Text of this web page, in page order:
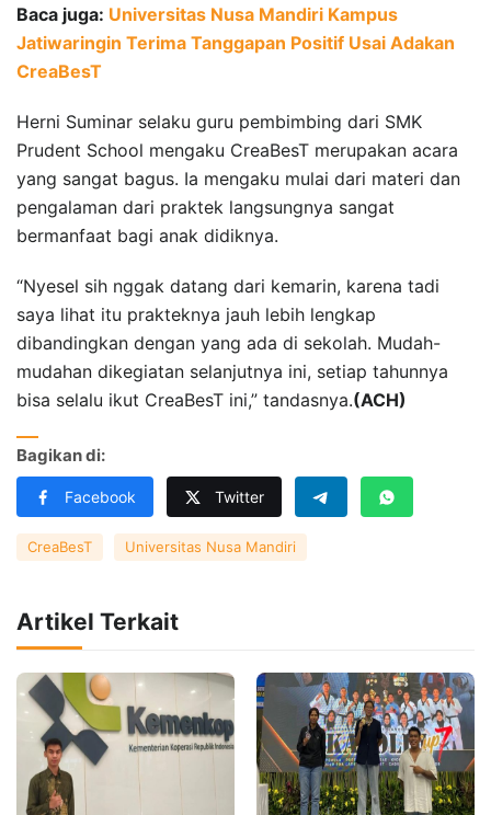
Baca juga: Universitas Nusa Mandiri Kampus
Jatiwaringin Terima Tanggapan Positif Usai Adakan
CreaBesT
Herni Suminar selaku guru pembimbing dari SMK
Prudent School mengaku CreaBesT merupakan acara
yang sangat bagus. Ia mengaku mulai dari materi dan
pengalaman dari praktek langsungnya sangat
bermanfaat bagi anak didiknya.
“Nyesel sih nggak datang dari kemarin, karena tadi
saya lihat itu prakteknya jauh lebih lengkap
dibandingkan dengan yang ada di sekolah. Mudah-
mudahan dikegiatan selanjutnya ini, setiap tahunnya
bisa selalu ikut CreaBesT ini,” tandasnya.(ACH)
Bagikan di:
Facebook Twitter
CreaBesT Universitas Nusa Mandiri
Artikel Terkait